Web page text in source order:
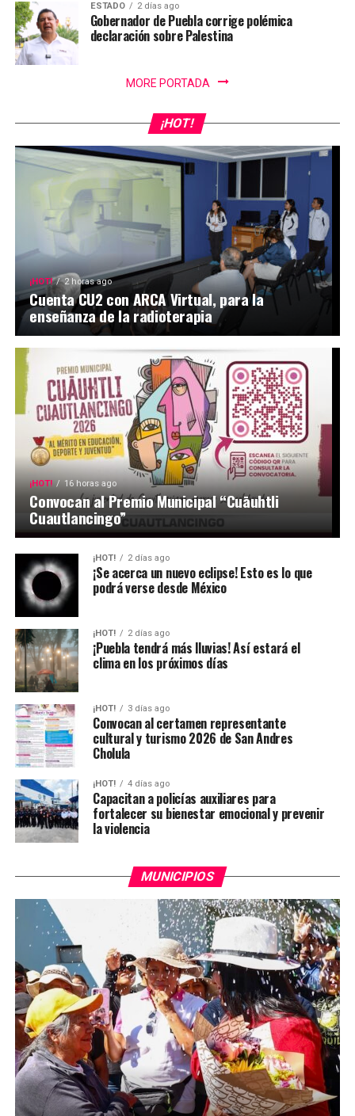
ESTADO 2 días ago
Gobernador de Puebla corrige polémica
declaración sobre Palestina
MORE PORTADA
¡HOT!
¡HOT! 2 horas ago
Cuenta CU2 con ARCA Virtual, para la
enseñanza de la radioterapia
¡HOT! 16 horas ago
Convocan al Premio Municipal “Cuāuhtli
Cuautlancingo”
¡HOT! 2 días ago
¡Se acerca un nuevo eclipse! Esto es lo que
podrá verse desde México
¡HOT! 2 días ago
¡Puebla tendrá más lluvias! Así estará el
clima en los próximos días
¡HOT! 3 días ago
Convocan al certamen representante
cultural y turismo 2026 de San Andres
Cholula
¡HOT! 4 días ago
Capacitan a policías auxiliares para
fortalecer su bienestar emocional y prevenir
la violencia
MUNICIPIOS